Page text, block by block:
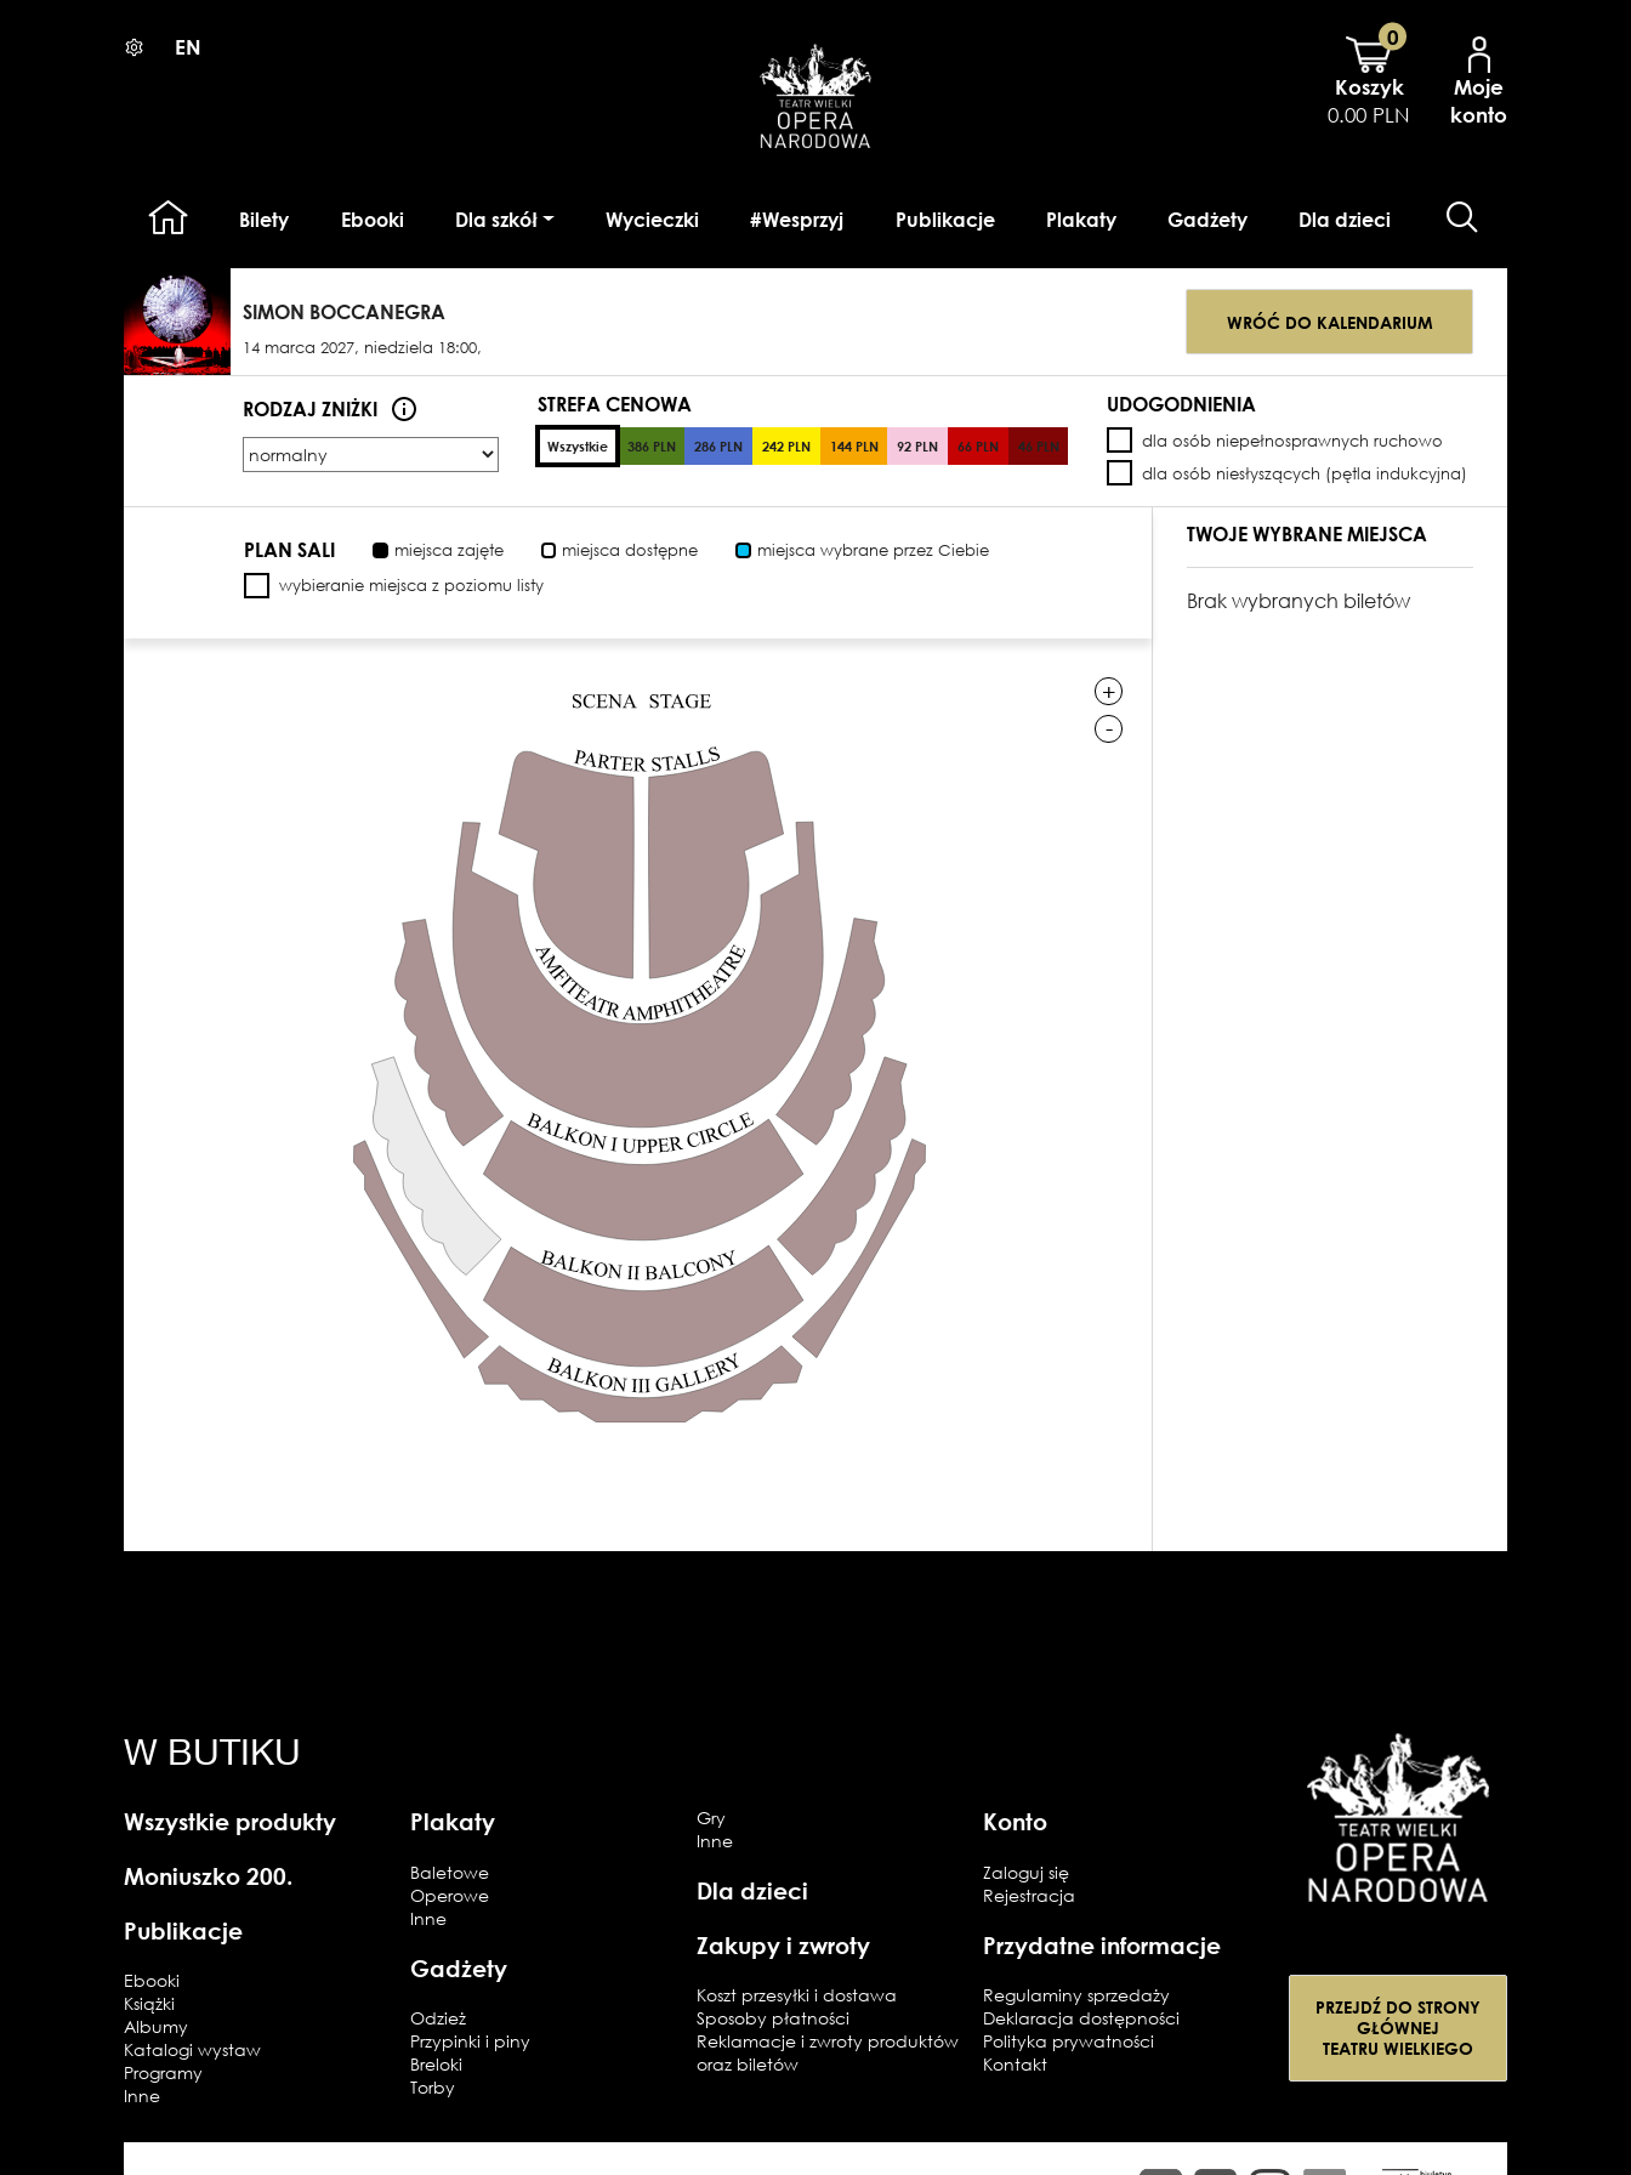
EN
0
Koszyk
0.00 PLN
Moje
konto
Bilety Ebooki Dla szkół Wycieczki #Wesprzyj Publikacje Plakaty Gadżety Dla dzieci
SIMON BOCCANEGRA
14 marca 2027, niedziela 18:00,
WRÓĆ DO KALENDARIUM
RODZAJ ZNIŻKI STREFA CENOWA
Wszystkie 386 PLN 286 PLN 242 PLN 144 PLN 92 PLN 66 PLN 46 PLN
UDOGODNIENIA
dla osób niepełnosprawnych ruchowo
dla osób niesłyszących (pętla indukcyjna)
PLAN SALI miejsca zajęte miejsca dostępne
miejsca wybrane przez Ciebie
wybieranie miejsca z poziomu listy
+
-
TWOJE WYBRANE MIEJSCA
Brak wybranych biletów
W BUTIKU
Wszystkie produkty
Moniuszko 200.
Publikacje
Ebooki
Książki
Albumy
Katalogi wystaw
Programy
Inne
Plakaty
Baletowe
Operowe
Inne
Gadżety
Odzież
Przypinki i piny
Breloki
Torby
Gry
Inne
Dla dzieci
Zakupy i zwroty
Koszt przesyłki i dostawa
Sposoby płatności
Reklamacje i zwroty produktów
oraz biletów
Konto
Zaloguj się
Rejestracja
Przydatne informacje
Regulaminy sprzedaży
Deklaracja dostępności
Polityka prywatności
Kontakt
PRZEJDŹ DO STRONY
GŁÓWNEJ
TEATRU WIELKIEGO